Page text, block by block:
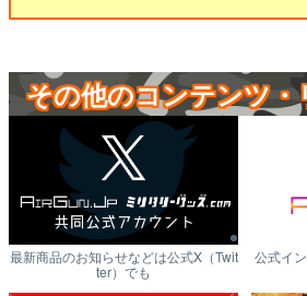
その他のコンテンツ・
最新商品のお知らせなどは公式X（Twit
ter）でも
公式イ